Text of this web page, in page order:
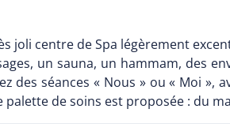
joli centre de Spa légèrement
un sauna, un hammam, des
des séances « Nous » ou « Moi
de soins est proposée : du